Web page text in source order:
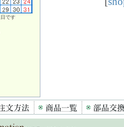
です